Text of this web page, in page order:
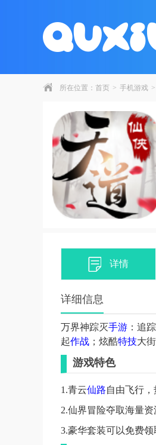
所在位置： 首页 > 手机游戏 >
详情
详细信息
万界神踪灭手游 ：追踪
起作战 ；炫酷特技大
游戏特色
1.青云仙路自由飞行
2.仙界冒险夺取海量
3.豪华套装可以免费